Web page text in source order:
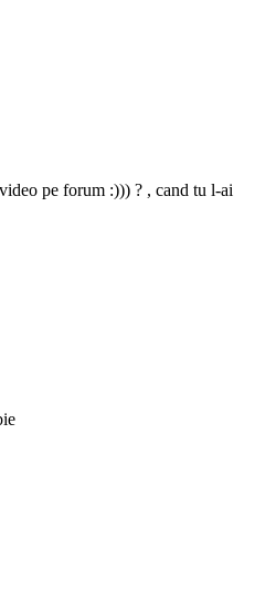
pe forum :))) ? , cand tu l-ai